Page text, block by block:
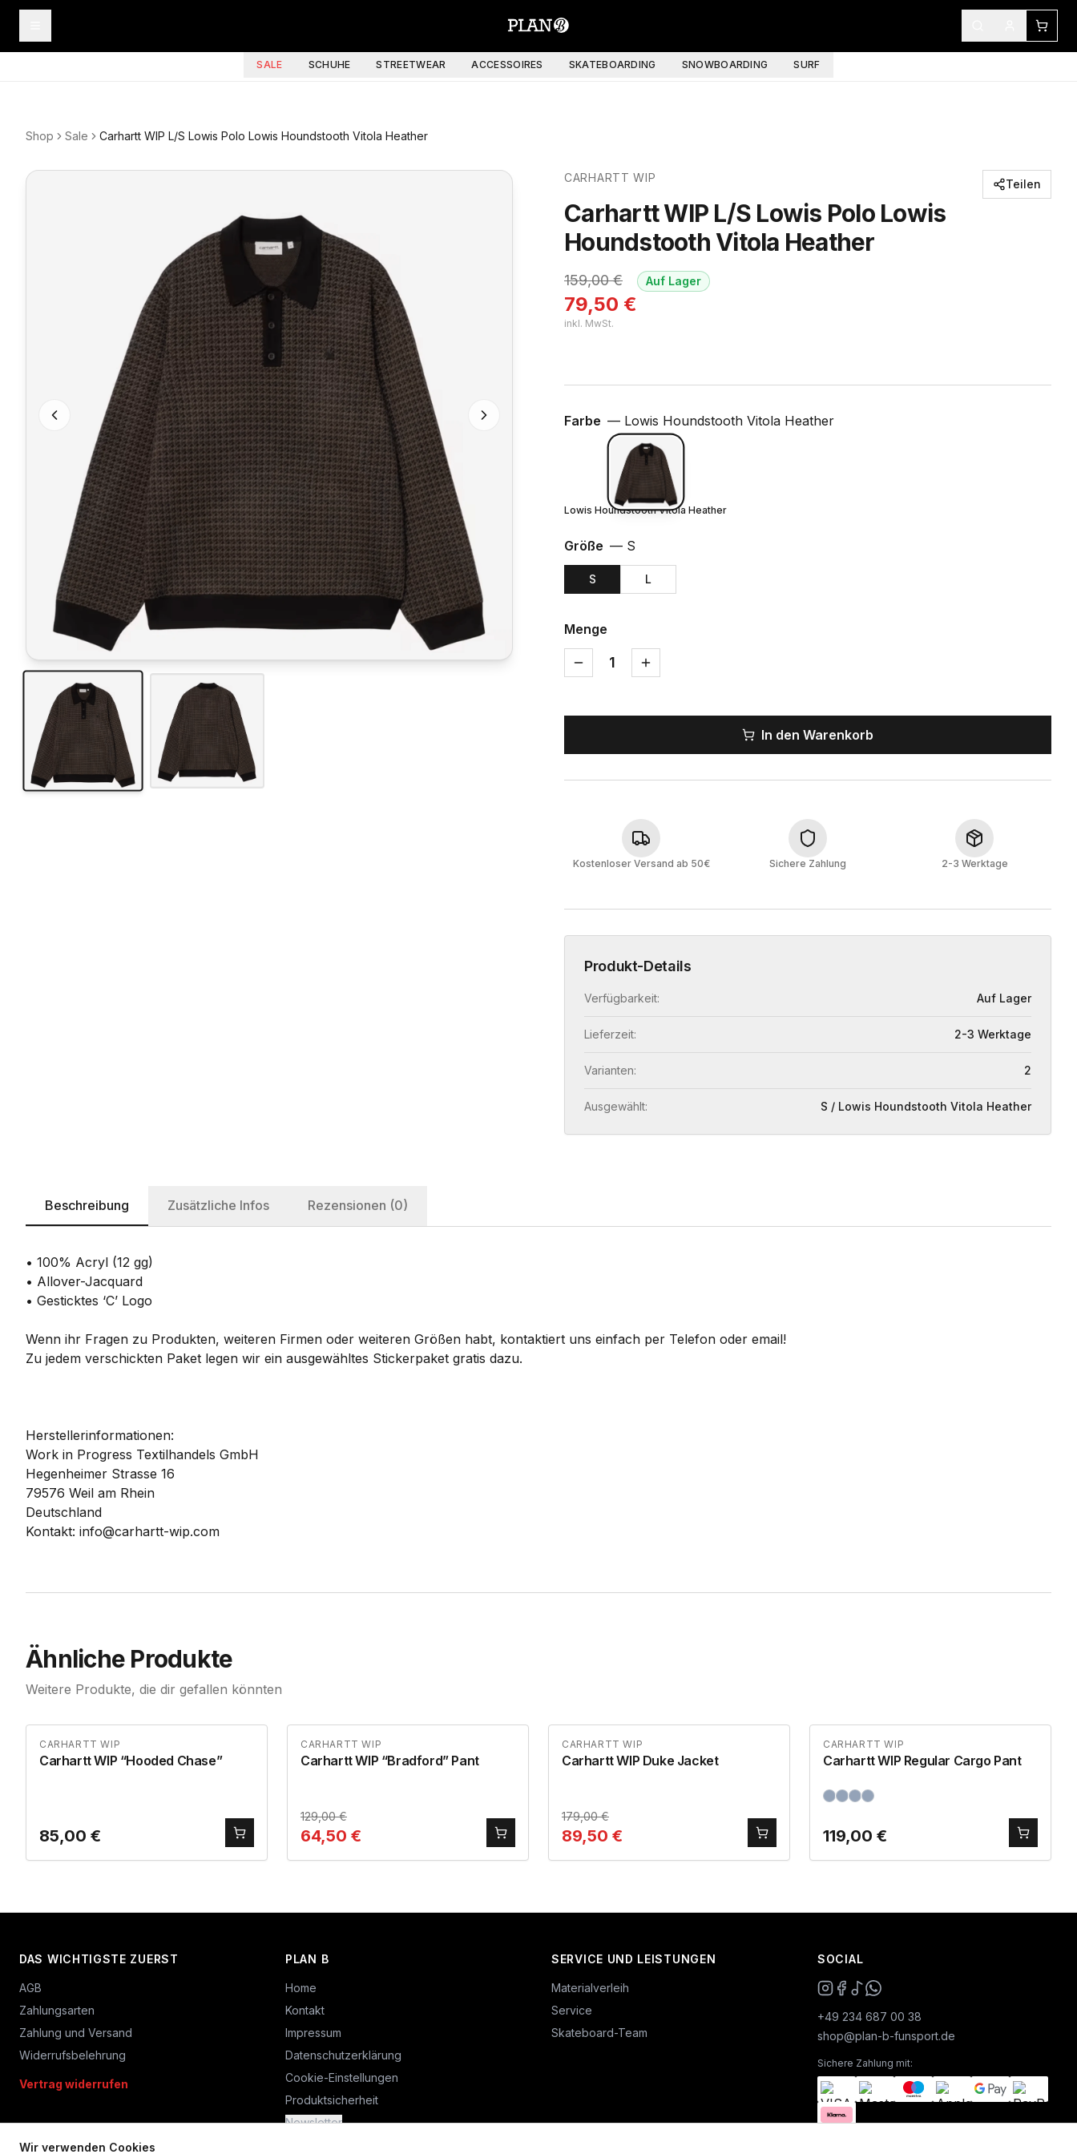
Wir verwenden Cookies
SALE SCHUHE STREETWEAR ACCESSOIRES SKATEBOARDING SNOWBOARDING SURF
Shop Sale Carhartt WIP L/S Lowis Polo Lowis Houndstooth Vitola Heather
CARHARTT WIP
Carhartt WIP L/S Lowis Polo Lowis
Houndstooth Vitola Heather
159,00€
79,50 €
inkl. MwSt.
Auf Lager
Teilen
Farbe — Lowis Houndstooth Vitola Heather
Lowis Houndstooth Vitola Heather
Größe — S
S L
Menge
1
In den Warenkorb
Kostenloser Versand ab 50€ Sichere Zahlung 2-3 Werktage
Produkt-Details
Verfügbarkeit: Auf Lager
Lieferzeit: 2-3 Werktage
Varianten: 2
Ausgewählt: S / Lowis Houndstooth Vitola Heather
Beschreibung Zusätzliche Infos Rezensionen (0)
• 100% Acryl (12 gg)
• Allover-Jacquard
• Gesticktes ‘C’ Logo
Wenn ihr Fragen zu Produkten, weiteren Firmen oder weiteren Größen habt, kontaktiert uns einfach per Telefon oder email!
Zu jedem verschickten Paket legen wir ein ausgewähltes Stickerpaket gratis dazu.
Herstellerinformationen:
Work in Progress Textilhandels GmbH
Hegenheimer Strasse 16
79576 Weil am Rhein
Deutschland
Kontakt: info@carhartt-wip.com
Ähnliche Produkte
Weitere Produkte, die dir gefallen könnten
CARHARTT WIP
Carhartt WIP “Hooded Chase”
85,00 €
CARHARTT WIP
Carhartt WIP “Bradford” Pant
129,00€
64,50 €
CARHARTT WIP
Carhartt WIP Duke Jacket
179,00€
89,50 €
CARHARTT WIP
Carhartt WIP Regular Cargo Pant
119,00 €
DAS WICHTIGSTE ZUERST
AGB
Zahlungsarten
Zahlung und Versand
Widerrufsbelehrung
Vertrag widerrufen
PLAN B
Home
Kontakt
Impressum
Datenschutzerklärung
Cookie-Einstellungen
Produktsicherheit
Newsletter
SERVICE UND LEISTUNGEN
Materialverleih
Service
Skateboard-Team
SOCIAL
+49 234 687 00 38
shop@plan-b-funsport.de
Sichere Zahlung mit: